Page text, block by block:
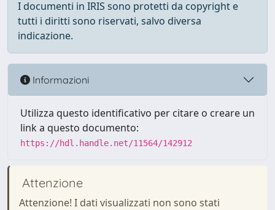
I documenti in IRIS sono protetti da copyright e
tutti i diritti sono riservati, salvo diversa
indicazione.
Informazioni
Utilizza questo identificativo per citare o creare un
link a questo documento:
https://hdl.handle.net/11564/142912
Attenzione
Attenzione! I dati visualizzati non sono stati